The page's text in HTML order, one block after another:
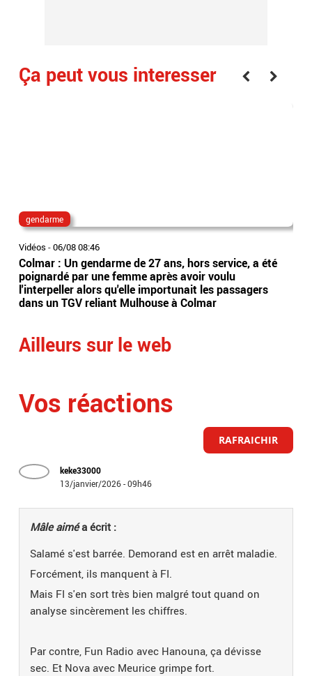
Ça peut vous interesser
gendarme
Vidéos -06/08 08:46
Colmar : Un gendarme de 27 ans, hors service, a été
poignardé par une femme après avoir voulu
l'interpeller alors qu'elle importunait les passagers
dans un TGV reliant Mulhouse à Colmar
Ailleurs sur le web
Vos réactions
RAFRAICHIR
keke33000
13/janvier/2026 - 09h46
Mâle aiméa écrit :
Salamé s'est barrée. Demorand est en arrêt maladie.
Forcément, ils manquent à FI.
Mais FI s'en sort très bien malgré tout quand on
analyse sincèrement les chiffres.
Par contre, Fun Radio avec Hanouna, ça dévisse
sec. Et Nova avec Meurice grimpe fort.